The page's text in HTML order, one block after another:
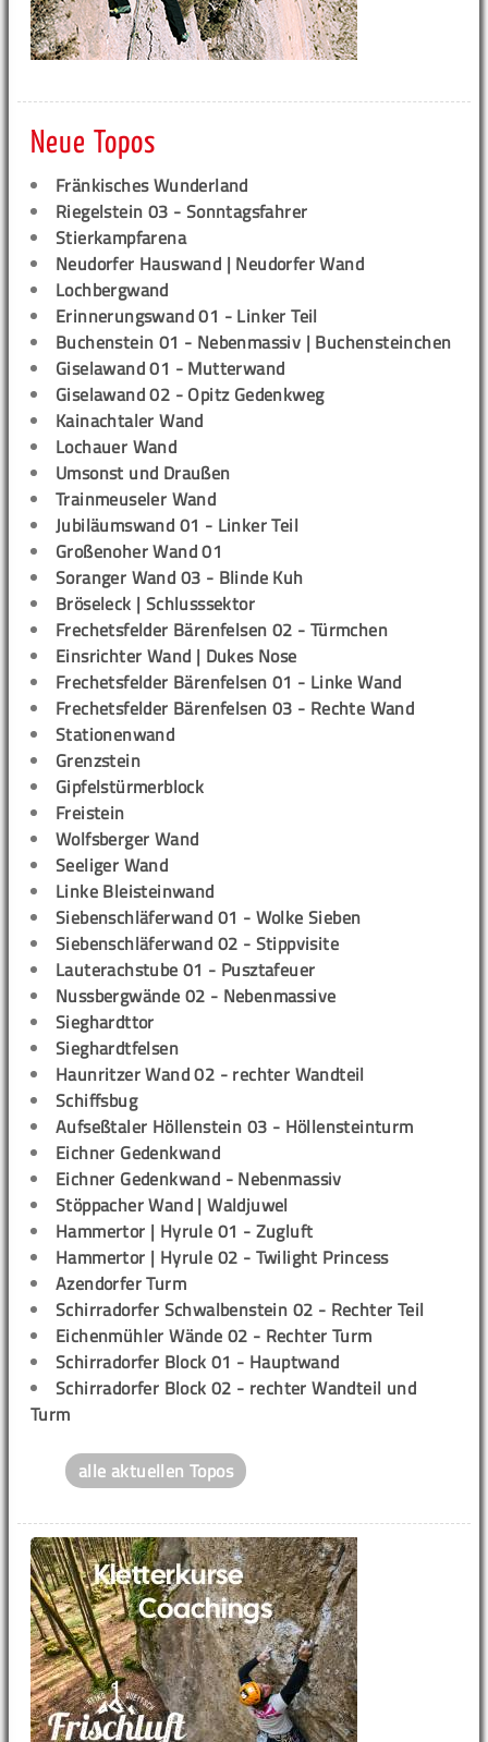
Neue Topos
Fränkisches Wunderland
Riegelstein 03 - Sonntagsfahrer
Stierkampfarena
Neudorfer Hauswand | Neudorfer Wand
Lochbergwand
Erinnerungswand 01 - Linker Teil
Buchenstein 01 - Nebenmassiv | Buchensteinchen
Giselawand 01 - Mutterwand
Giselawand 02 - Opitz Gedenkweg
Kainachtaler Wand
Lochauer Wand
Umsonst und Draußen
Trainmeuseler Wand
Jubiläumswand 01 - Linker Teil
Großenoher Wand 01
Soranger Wand 03 - Blinde Kuh
Bröseleck | Schlusssektor
Frechetsfelder Bärenfelsen 02 - Türmchen
Einsrichter Wand | Dukes Nose
Frechetsfelder Bärenfelsen 01 - Linke Wand
Frechetsfelder Bärenfelsen 03 - Rechte Wand
Stationenwand
Grenzstein
Gipfelstürmerblock
Freistein
Wolfsberger Wand
Seeliger Wand
Linke Bleisteinwand
Siebenschläferwand 01 - Wolke Sieben
Siebenschläferwand 02 - Stippvisite
Lauterachstube 01 - Pusztafeuer
Nussbergwände 02 - Nebenmassive
Sieghardttor
Sieghardtfelsen
Haunritzer Wand 02 - rechter Wandteil
Schiffsbug
Aufseßtaler Höllenstein 03 - Höllensteinturm
Eichner Gedenkwand
Eichner Gedenkwand - Nebenmassiv
Stöppacher Wand | Waldjuwel
Hammertor | Hyrule 01 - Zugluft
Hammertor | Hyrule 02 - Twilight Princess
Azendorfer Turm
Schirradorfer Schwalbenstein 02 - Rechter Teil
Eichenmühler Wände 02 - Rechter Turm
Schirradorfer Block 01 - Hauptwand
Schirradorfer Block 02 - rechter Wandteil und
Turm
alle aktuellen Topos